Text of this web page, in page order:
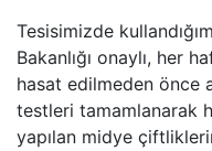
Tesisimizde
Bakanlığı onaylı, her
hasat edilmeden önce
testleri tamamlanarak
yapılan midye